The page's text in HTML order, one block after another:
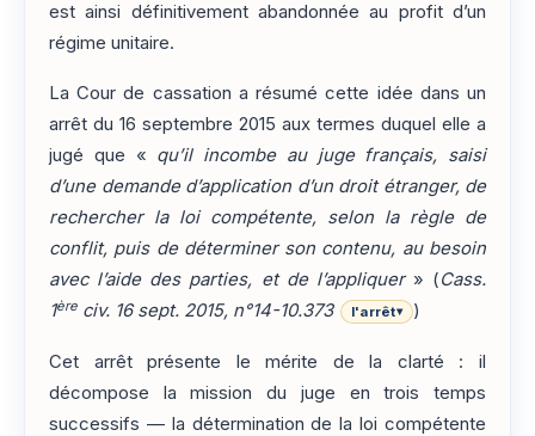
est ainsi définitivement abandonnée au profit d’un
régime unitaire.
La Cour de cassation a résumé cette idée dans un
arrêt du 16 septembre 2015 aux termes duquel elle a
jugé que « qu’il incombe au juge français, saisi
d’une demande d’application d’un droit étranger, de
rechercher la loi compétente, selon la règle de
conflit, puis de déterminer son contenu, au besoin
avec l’aide des parties, et de l’appliquer» (Cass.
1ère civ. 16 sept. 2015, n°14-10.373 l'arrêt▾ )
Cet arrêt présente le mérite de la clarté : il
décompose la mission du juge en trois temps
successifs — la détermination de la loi compétente